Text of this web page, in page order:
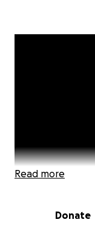
Read more
Donate